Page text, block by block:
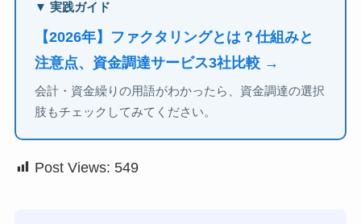
▼ 実践ガイド
【2026年】ファクタリングとは？仕組みと
注意点、資金調達サービス3社比較 →
会計・資金繰りの用語がわかったら、資金調達の選択
肢もチェックしてみてください。
Post Views: 549